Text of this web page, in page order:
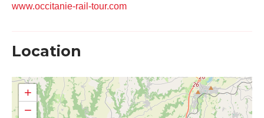
www.occitanie-rail-tour.com
Location
+
−